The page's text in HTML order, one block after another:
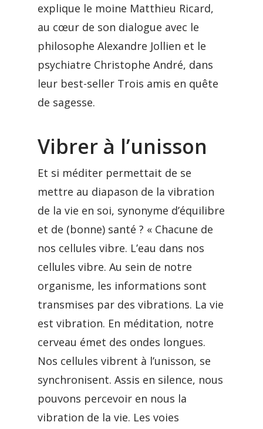
explique le moine Matthieu Ricard,
au cœur de son dialogue avec le
philosophe Alexandre Jollien et le
psychiatre Christophe André, dans
leur best-seller Trois amis en quête
de sagesse.
Vibrer à l’unisson
Et si méditer permettait de se
mettre au diapason de la vibration
de la vie en soi, synonyme d’équilibre
et de (bonne) santé ? « Chacune de
nos cellules vibre. L’eau dans nos
cellules vibre. Au sein de notre
organisme, les informations sont
transmises par des vibrations. La vie
est vibration. En méditation, notre
cerveau émet des ondes longues.
Nos cellules vibrent à l’unisson, se
synchronisent. Assis en silence, nous
pouvons percevoir en nous la
vibration de la vie. Les voies